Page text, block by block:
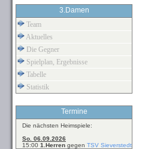
3.Damen
Team
Aktuelles
Die Gegner
Spielplan, Ergebnisse
Tabelle
Statistik
Termine
Die nächsten Heimspiele:
So. 06.09.2026
15:00 1.Herren gegen TSV Sieverstedt